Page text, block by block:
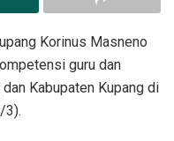
Korinus Masneno
guru dan
Kabupaten Kupang di
3).